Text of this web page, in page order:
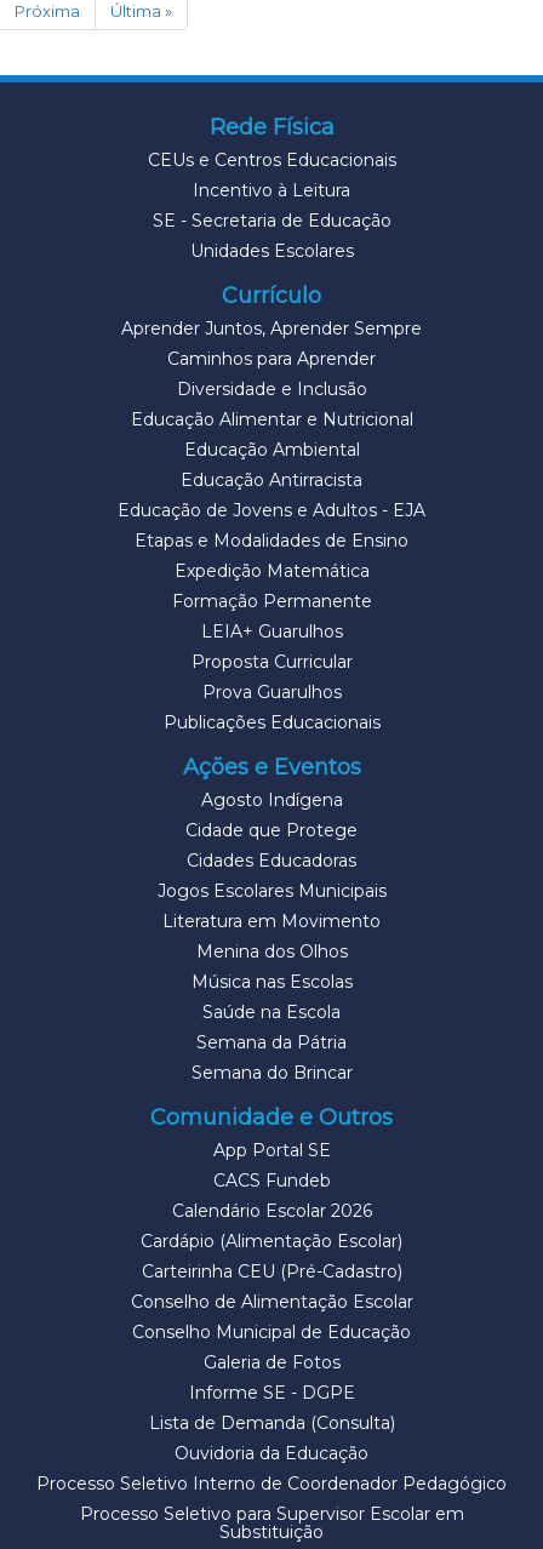
Próxima
Última »
Rede Física
CEUs e Centros Educacionais
Incentivo à Leitura
SE - Secretaria de Educação
Unidades Escolares
Currículo
Aprender Juntos, Aprender Sempre
Caminhos para Aprender
Diversidade e Inclusão
Educação Alimentar e Nutricional
Educação Ambiental
Educação Antirracista
Educação de Jovens e Adultos - EJA
Etapas e Modalidades de Ensino
Expedição Matemática
Formação Permanente
LEIA+ Guarulhos
Proposta Curricular
Prova Guarulhos
Publicações Educacionais
Ações e Eventos
Agosto Indígena
Cidade que Protege
Cidades Educadoras
Jogos Escolares Municipais
Literatura em Movimento
Menina dos Olhos
Música nas Escolas
Saúde na Escola
Semana da Pátria
Semana do Brincar
Comunidade e Outros
App Portal SE
CACS Fundeb
Calendário Escolar 2026
Cardápio (Alimentação Escolar)
Carteirinha CEU (Pré-Cadastro)
Conselho de Alimentação Escolar
Conselho Municipal de Educação
Galeria de Fotos
Informe SE - DGPE
Lista de Demanda (Consulta)
Ouvidoria da Educação
Processo Seletivo Interno de Coordenador Pedagógico
Processo Seletivo para Supervisor Escolar em
Substituição